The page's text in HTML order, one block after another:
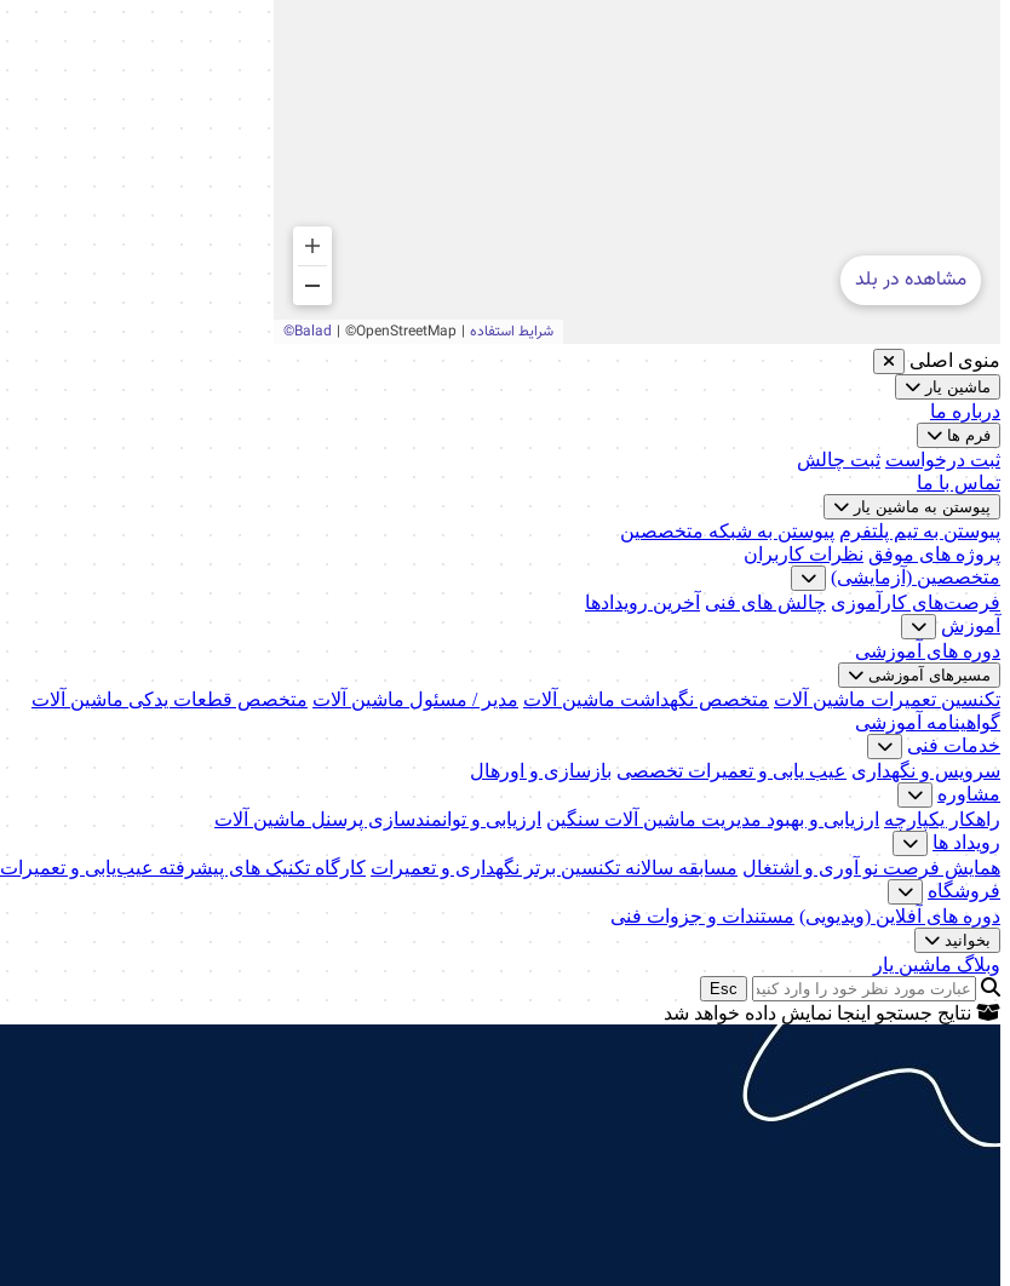
منوی اصلی
ماشین یار
درباره ما
فرم ها
ثبت درخواست ثبت چالش
تماس با ما
پیوستن به ماشین یار
پیوستن به تیم پلتفرم پیوستن به شبکه متخصصین
پروژه های موفق نظرات کاربران
متخصصین (آزمایشی)
فرصت‌های کارآموزی چالش های فنی آخرین رویدادها
آموزش
دوره های آموزشی
مسیرهای آموزشی
تکنسین تعمیرات ماشین آلات متخصص نگهداشت ماشین آلات مدیر / مسئول ماشین آلات متخصص قطعات یدکی ماشین آلات
گواهینامه آموزشی
خدمات فنی
سرویس و نگهداری عیب یابی و تعمیرات تخصصی بازسازی و اورهال
مشاوره
راهکار یکپارچه ارزیابی و بهبود مدیریت ماشین آلات سنگین ارزیابی و توانمندسازی پرسنل ماشین آلات
رویداد ها
همایش فرصت نو آوری و اشتغال مسابقه سالانه تکنسین برتر نگهداری و تعمیرات کارگاه تکنیک‌ های پیشرفته عیب‌یابی و تعمیرات
فروشگاه
دوره های آفلاین (ویدیویی) مستندات و جزوات فنی
بخوانید
وبلاگ ماشین یار
Esc
نتایج جستجو اینجا نمایش داده خواهد شد